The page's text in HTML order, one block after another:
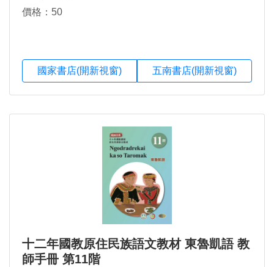
價格：50
國家書店(開新視窗) 五南書店(開新視窗)
十二年國教原住民族語文教材 東魯凱語 教
師手冊 第11階